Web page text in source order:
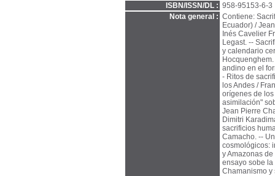
ISBN/ISSN/DL : 958-95153-6-3
Nota general : Contiene:
Ecuador) /
Inés Cavelier
Legast. --
y calendario
andino en el
- Ritos de
los Andes /
orígenes de
asimilación"
Jean Pierre
Dimitri
sacrificios
Camacho. --
cosmológicos:
y Amazonas
ensayo sobe la
Chamanismo y